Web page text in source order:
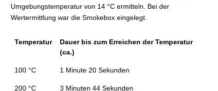
Umgebungstemperatur von 14 °C ermitteln. Bei der
Wertermittlung war die Smokebox eingelegt.
Temperatur
Dauer bis zum Erreichen der Temperatur
(ca.)
100 °C 1 Minute 20 Sekunden
200 °C 3 Minuten 44 Sekunden